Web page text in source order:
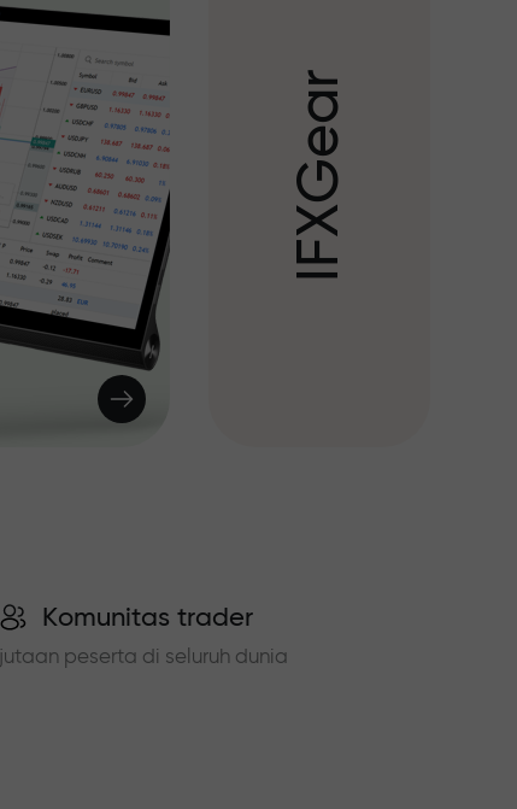
I
F
X
G
e
a
r
Komunitas trader
jutaan peserta di seluruh dunia